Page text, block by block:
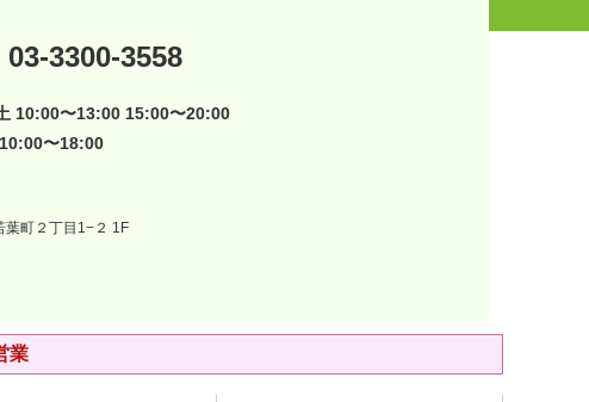
03-3300-3558
10:00〜13:00 15:00〜20:00
〜18:00
町２丁目1−２ 1F
業